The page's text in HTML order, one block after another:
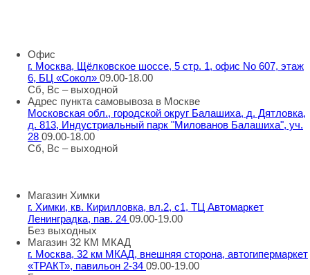
Офис
г. Москва, Щёлковское шоссе, 5 стр. 1, офис No 607, этаж
6, БЦ «Сокол» 09.00-18.00
Сб, Вс – выходной
Адрес пункта самовывоза в Москве
Московская обл., городской округ Балашиха, д. Дятловка,
д. 813, Индустриальный парк "Милованов Балашиха", уч.
28 09.00-18.00
Сб, Вс – выходной
Магазин Химки
г. Химки, кв. Кирилловка, вл.2, с1, ТЦ Автомаркет
Ленинградка, пав. 24 09.00-19.00
Без выходных
Магазин 32 КМ МКАД
г. Москва, 32 км МКАД, внешняя сторона, автогипермаркет
«ТРАКТ», павильон 2-34 09.00-19.00